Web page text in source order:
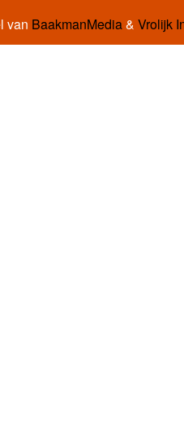
van BaakmanMedia& Vrolijk